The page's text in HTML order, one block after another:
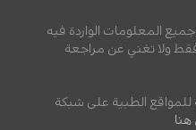
المعلومات الواردة فيه
ولا تغني عن مراجعة
للمواقع الطبية على شبكة
هنا